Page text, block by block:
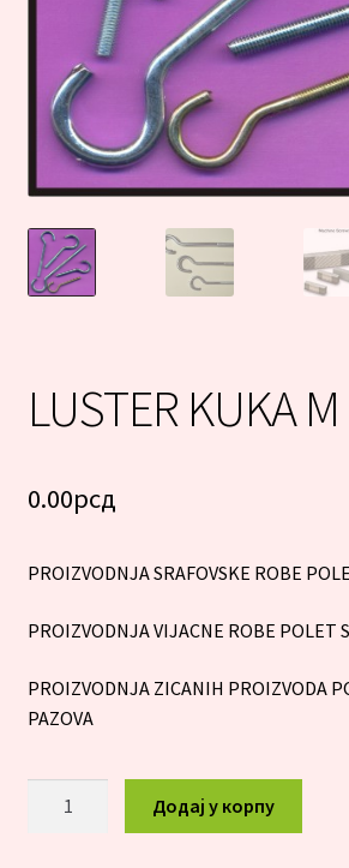
LUSTER KUKA
0.00рсд
PROIZVODNJA SRAFOVSKE ROBE
PROIZVODNJA VIJACNE ROBE POLET
PROIZVODNJA ZICANIH PROIZVODA
PAZOVA
Додај у корпу